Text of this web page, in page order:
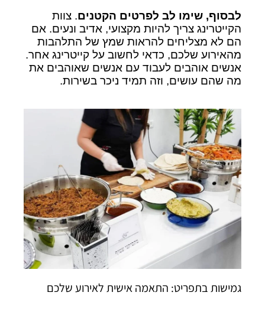
לבסוף, שימו לב לפרטים הקטנים. צוות
הקייטרינג צריך להיות מקצועי, אדיב ונעים. אם
הם לא מצליחים להראות שמץ של התלהבות
מהאירוע שלכם, כדאי לחשוב על קייטרינג אחר.
אנשים אוהבים לעבוד עם אנשים שאוהבים את
מה שהם עושים, וזה תמיד ניכר בשירות.
גמישות בתפריט: התאמה אישית לאירוע שלכם